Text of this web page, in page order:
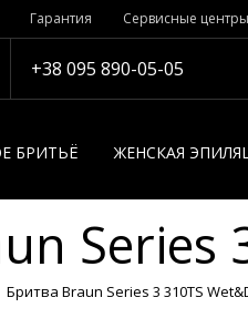
Гарантия Сервисные центры
+38 095 890-05-05
БРИТЬЁ ЖЕНСКАЯ
Series
Бритва Braun Series 3 310TS